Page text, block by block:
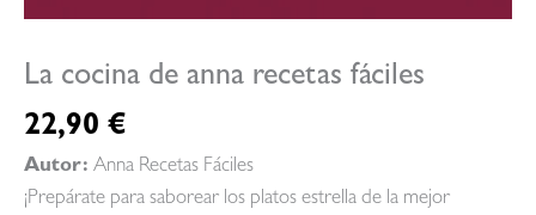
La cocina de anna recetas fáciles
22,90 €
Autor: Anna Recetas Fáciles
¡Prepárate para saborear los platos estrella de la mejor